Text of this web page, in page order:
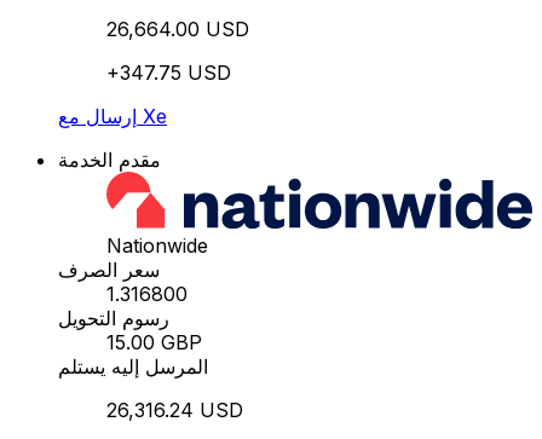
26,664.00 USD
+347.75 USD
إرسال مع Xe
مقدم الخدمة
Nationwide
سعر الصرف
1.316800
رسوم التحويل
15.00 GBP
المرسل إليه يستلم
26,316.24 USD